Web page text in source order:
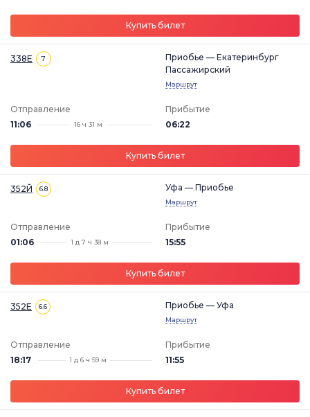
Купить билет
338Е 7
Приобье — Екатеринбург
Пассажирский
Маршрут
Отправление
11:06
16 ч 31 м
Прибытие
06:22
Купить билет
352Й 6.8 Уфа — Приобье
Маршрут
Отправление
01:06
1 д 7 ч 38 м
Прибытие
15:55
Купить билет
352Е 6.6 Приобье — Уфа
Маршрут
Отправление
18:17
1 д 6 ч 59 м
Прибытие
11:55
Купить билет